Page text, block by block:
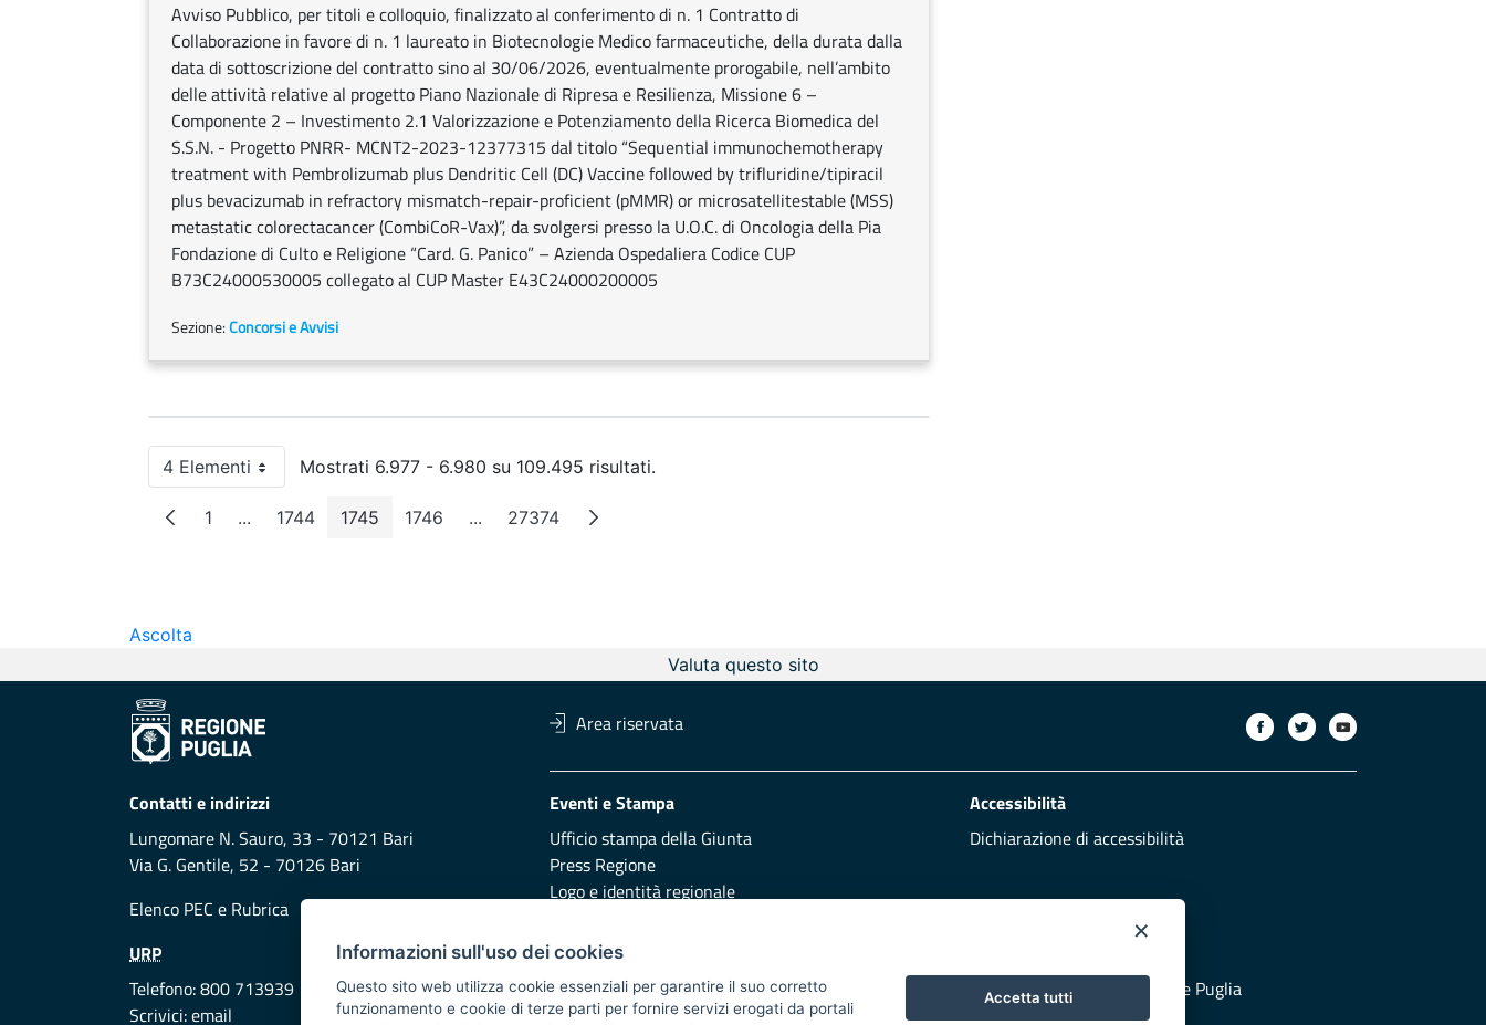
Avviso Pubblico, per titoli e colloquio, finalizzato al conferimento di n. 1 Contratto di
Collaborazione in favore di n. 1 laureato in Biotecnologie Medico farmaceutiche, della durata dalla
data di sottoscrizione del contratto sino al 30/06/2026, eventualmente prorogabile, nell’ambito
delle attività relative al progetto Piano Nazionale di Ripresa e Resilienza, Missione 6 –
Componente 2 – Investimento 2.1 Valorizzazione e Potenziamento della Ricerca Biomedica del
S.S.N. - Progetto PNRR- MCNT2-2023-12377315 dal titolo “Sequential immunochemotherapy
treatment with Pembrolizumab plus Dendritic Cell (DC) Vaccine followed by trifluridine/tipiracil
plus bevacizumab in refractory mismatch-repair-proficient (pMMR) or microsatellitestable (MSS)
metastatic colorectacancer (CombiCoR-Vax)”, da svolgersi presso la U.O.C. di Oncologia della Pia
Fondazione di Culto e Religione “Card. G. Panico” – Azienda Ospedaliera Codice CUP
B73C24000530005 collegato al CUP Master E43C24000200005
Sezione:Concorsi e Avvisi
4 ElementiPer paginaMostrati 6.977 - 6.980 su 109.495 risultati.
Pagina
1 ...Pagine intermedie
Pagina
1744 Pagina
1745 Pagina
1746 ...Pagine intermedie
Pagina
27374
Ascolta
Valuta questo sito
Area riservata
Contatti e indirizzi
Lungomare N. Sauro, 33 - 70121 Bari
Via G. Gentile, 52 - 70126 Bari
Elenco PEC e Rubrica
Eventi e Stampa
Ufficio stampa della Giunta
Press Regione
Logo e identità regionale
Accessibilità
Dichiarazione di accessibilità
URP
Telefono: 800 713939
Scrivici:email
Redazione
Presentazione
Responsabili di pubblicazione
Vai al sito di Protezione Civile Puglia
×
Informazioni sull'uso dei cookies
Questo sito web utilizza cookie essenziali per garantire il suo corretto
funzionamento e cookie di terze parti per fornire servizi erogati da portali
Accetta tutti